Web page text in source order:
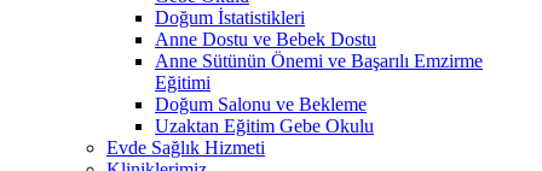
Doğum İstatistikleri
Anne Dostu ve Bebek Dostu
Anne Sütünün Önemi ve Başarılı Emzirme
Eğitimi
Doğum Salonu ve Bekleme
Uzaktan Eğitim Gebe Okulu
Evde Sağlık Hizmeti